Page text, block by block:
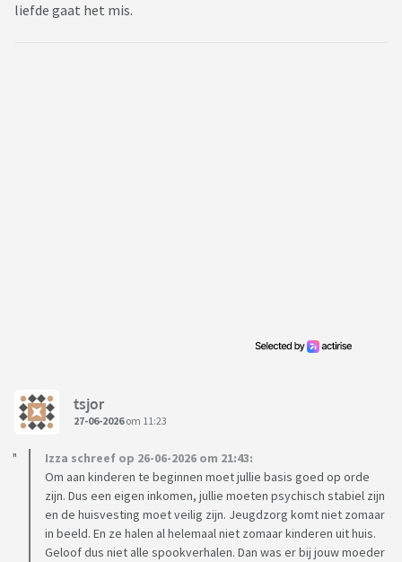
liefde gaat het mis.
tsjor
27-06-2026om 11:23
Izza schreef op 26-06-2026 om 21:43:
Om aan kinderen te beginnen moet jullie basis goed op orde
zijn. Dus een eigen inkomen, jullie moeten psychisch stabiel zijn
en de huisvesting moet veilig zijn. Jeugdzorg komt niet zomaar
in beeld. En ze halen al helemaal niet zomaar kinderen uit huis.
Geloof dus niet alle spookverhalen. Dan was er bij jouw moeder